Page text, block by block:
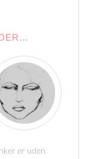
er uden